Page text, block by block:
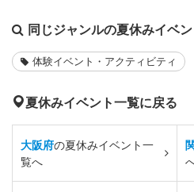
同じジャンルの夏休みイベン
体験イベント・アクティビティ
夏休みイベント一覧に戻る
大阪府の夏休みイベント一
覧へ